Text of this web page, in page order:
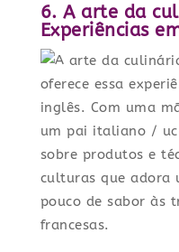
6. A arte da
Experiências
oferece essa
inglês. Com uma
um pai italiano /
sobre produtos e
culturas que adora
pouco de sabor às
francesas.